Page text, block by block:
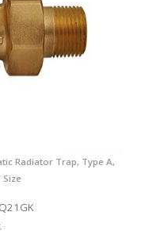
Radiator Trap, Type A,